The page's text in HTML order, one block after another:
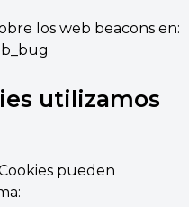
los web beacons en:
utilizamos
pueden